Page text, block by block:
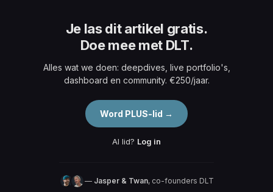
Je las dit artikel gratis.
Doe mee met DLT.
Alles wat we doen: deepdives, live portfolio's,
dashboard en community. €250/jaar.
Word PLUS-lid →
Al lid? Log in
— Jasper & Twan, co-founders DLT